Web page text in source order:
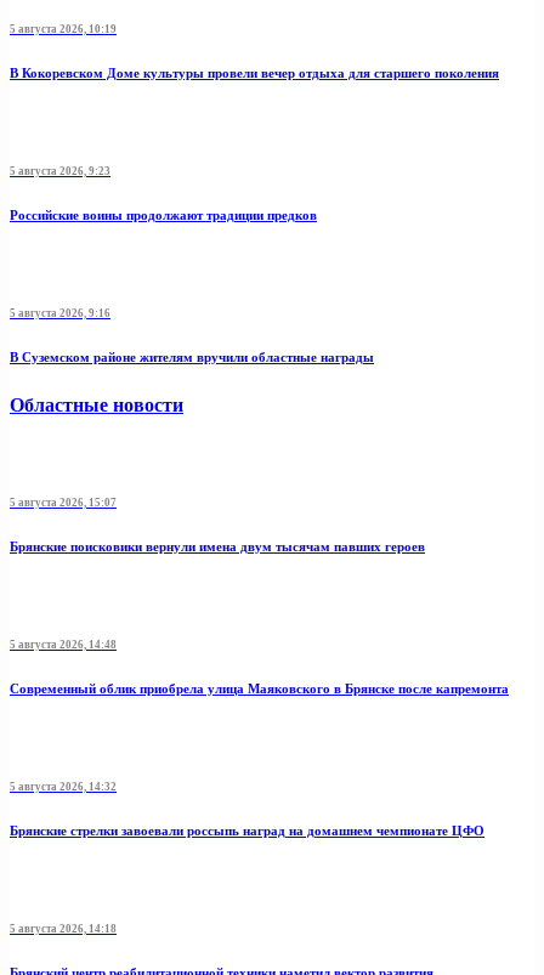
5 августа 2026, 10:19
В Кокоревском Доме культуры провели вечер отдыха для старшего поколения
5 августа 2026, 9:23
Российские воины продолжают традиции предков
5 августа 2026, 9:16
В Суземском районе жителям вручили областные награды
Областные новости
5 августа 2026, 15:07
Брянские поисковики вернули имена двум тысячам павших героев
5 августа 2026, 14:48
Современный облик приобрела улица Маяковского в Брянске после капремонта
5 августа 2026, 14:32
Брянские стрелки завоевали россыпь наград на домашнем чемпионате ЦФО
5 августа 2026, 14:18